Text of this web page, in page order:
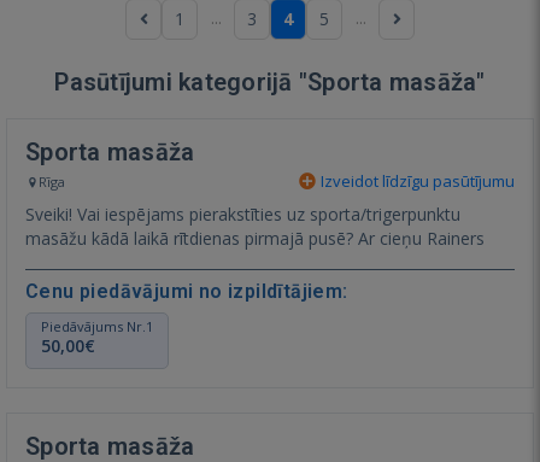
1 ... 3 4 5 ...
Pasūtījumi kategorijā "Sporta masāža"
Sporta masāža
Rīga Izveidot līdzīgu pasūtījumu
Sveiki! Vai iespējams pierakstīties uz sporta/trigerpunktu
masāžu kādā laikā rītdienas pirmajā pusē? Ar cieņu Rainers
Cenu piedāvājumi no izpildītājiem:
Piedāvājums Nr.1
50,00€
Sporta masāža